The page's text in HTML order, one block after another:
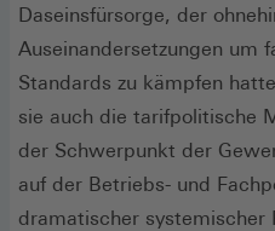
Daseinsfürsorge, der
Auseinandersetzungen um
Standards zu kämpfen
sie auch die tarifpolitische
der Schwerpunkt der
auf der Betriebs- und
dramatischer systemischer